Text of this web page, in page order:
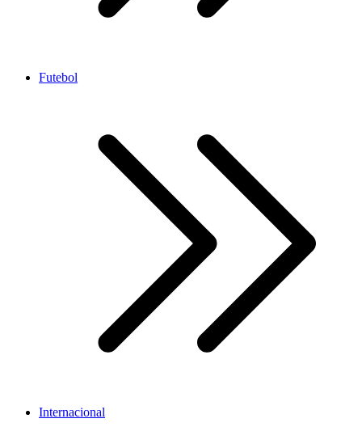
Futebol
Internacional